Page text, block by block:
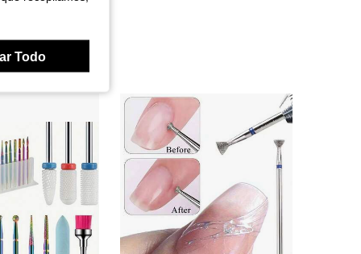
Todo